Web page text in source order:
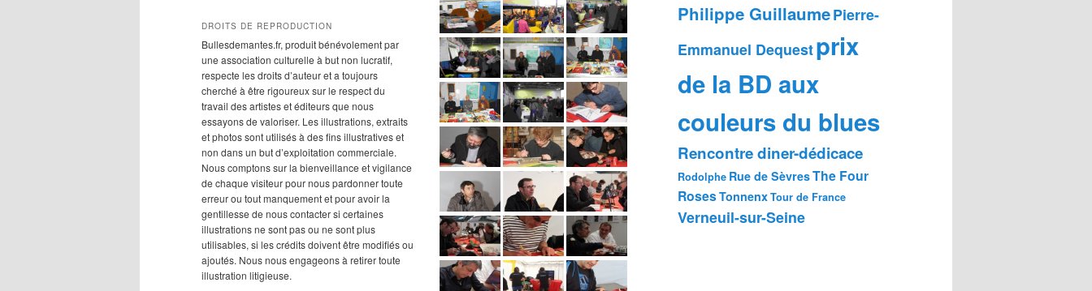
DROITS DE REPRODUCTION
Bullesdemantes.fr, produit bénévolement par
une association culturelle à but non lucratif,
respecte les droits d’auteur et a toujours
cherché à être rigoureux sur le respect du
travail des artistes et éditeurs que nous
essayons de valoriser. Les illustrations, extraits
et photos sont utilisés à des fins illustratives et
non dans un but d’exploitation commerciale.
Nous comptons sur la bienveillance et vigilance
de chaque visiteur pour nous pardonner toute
erreur ou tout manquement et pour avoir la
gentillesse de nous contacter si certaines
illustrations ne sont pas ou ne sont plus
utilisables, si les crédits doivent être modifiés ou
ajoutés. Nous nous engageons à retirer toute
illustration litigieuse.
Philippe GuillaumePierre-
Emmanuel Dequestprix
de la BD aux
couleurs du blues
Rencontre diner-dédicace
Rodolphe Rue de SèvresThe Four
RosesTonnenxTour de France
Verneuil-sur-Seine